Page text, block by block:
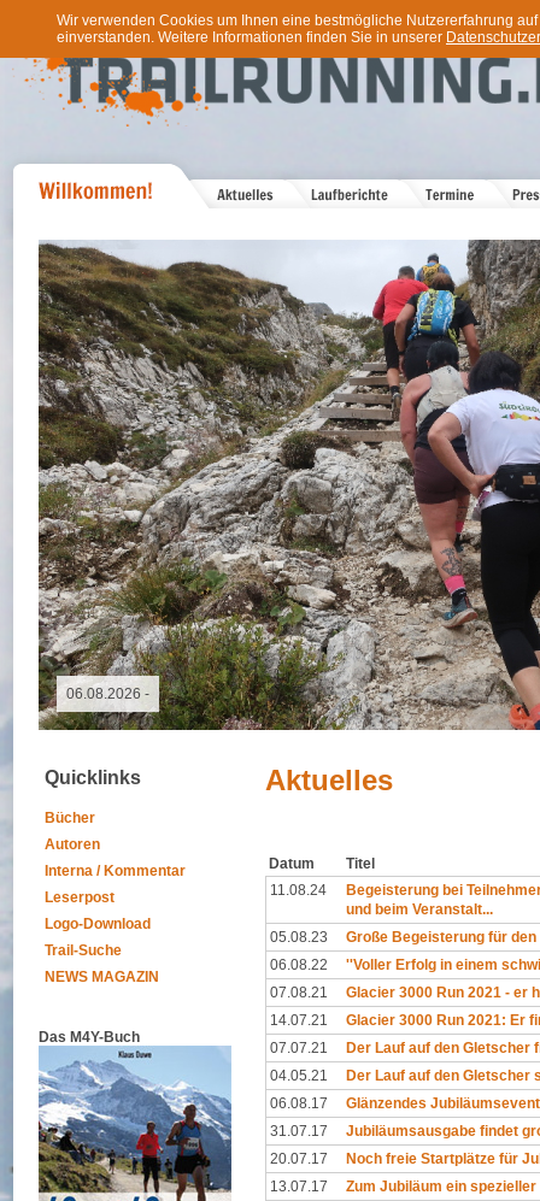
Wir verwenden Cookies um Ihnen eine bestmögliche Nutzererfahrung
einverstanden. Weitere Informationen finden Sie in unserer
09.05.2026 - GutsMuths-Rennsteiglauf
Quicklinks
Bücher
Autoren
Interna / Kommentar
Leserpost
Logo-Download
Trail-Suche
NEWS MAGAZIN
Das M4Y-Buch
Aktuelles
Datum
Titel
11.08.24
Begeisterung bei
und beim Veranstalt...
05.08.23
Große Begeisterung für
06.08.22
''Voller Erfolg in einem
07.08.21
Glacier 3000 Run 2021 - er
14.07.21
Glacier 3000 Run 2021: Er
07.07.21
Der Lauf auf den Gletscher
04.05.21
Der Lauf auf den Gletscher
06.08.17
Glänzendes Jubiläumsevent
31.07.17
Jubiläumsausgabe findet
20.07.17
Noch freie Startplätze für
13.07.17
Zum Jubiläum ein spezieller